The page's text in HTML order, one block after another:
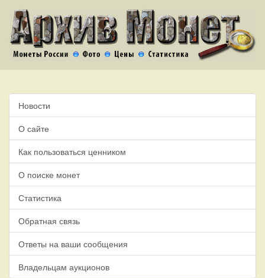
Новости
О сайте
Как пользоваться ценником
О поиске монет
Статистика
Обратная связь
Ответы на ваши сообщения
Владельцам аукционов